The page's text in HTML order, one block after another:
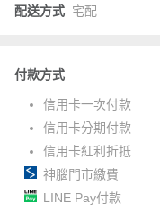
配送方式 宅配
付款方式
信用卡一次付款
信用卡分期付款
信用卡紅利折抵
神腦門市繳費
LINE Pay付款